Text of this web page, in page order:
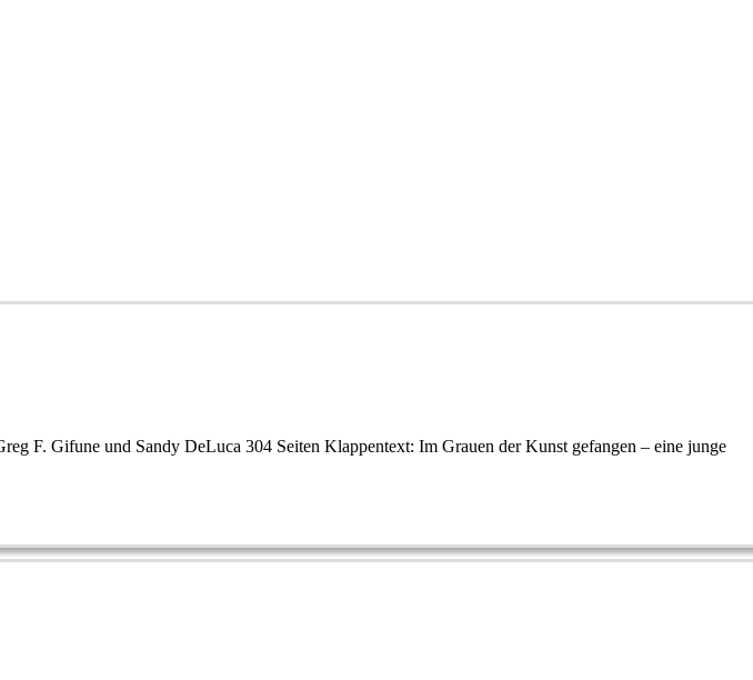
F. Gifune und Sandy DeLuca 304 Seiten Klappentext: Im Grauen der Kunst gefangen – eine junge